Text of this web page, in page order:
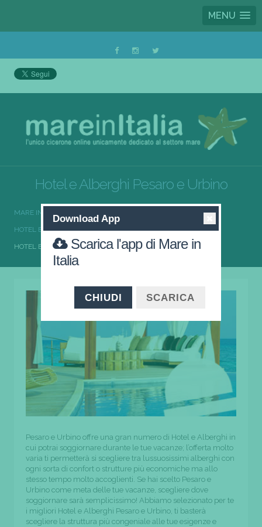
MENU
Hotel e Alberghi Pesaro e Urbino
MARE IN ITALIA
HOTEL E ALBERGHI MARCHE
HOTEL E ALBERGHI PESARO E URBINO
Pesaro e Urbino offre una gran numero di Hotel e Alberghi in
cui potrai soggiornare durante le tue vacanze; l’offerta molto
varia ti permetterà si scegliere tra lussuosissimi alberghi con
ogni sorta di confort o strutture più economiche ma allo
stesso tempo molto accoglienti. Se hai scelto Pesaro e
Urbino come meta delle tue vacanze, scegliere dove
soggiornare sarà semplicissimo! Abbiamo selezionato per te
i migliori Hotel e Alberghi Pesaro e Urbino, ti basterà
scegliere la struttura più congeniale alle tue esigenze e
Download App
Scarica l'app di Mare in
Italia
CHIUDI SCARICA